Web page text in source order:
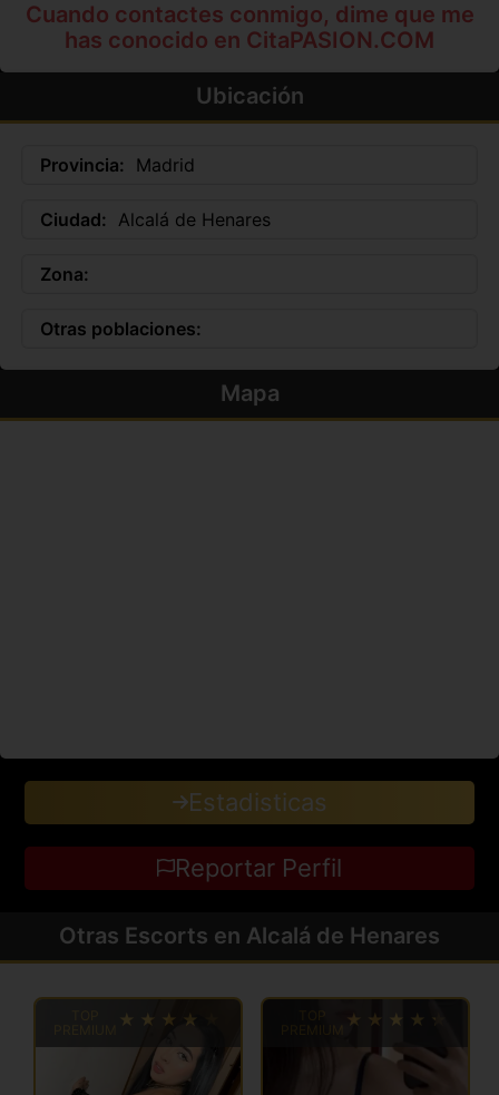
Cuando contactes conmigo, dime que me
has conocido en CitaPASION.COM
Ubicación
Provincia: Madrid
Ciudad: Alcalá de Henares
Zona:
Otras poblaciones:
Mapa
Estadisticas
Reportar Perfil
Otras Escorts en Alcalá de Henares